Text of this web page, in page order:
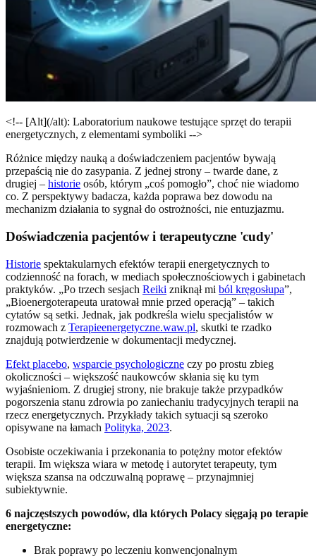
<!-- [Alt](/alt): Laboratorium naukowe testujące sprzęt do terapii
energetycznych, z elementami symboliki -->
Różnice między nauką a doświadczeniem pacjentów bywają
przepaścią nie do zasypania. Z jednej strony – twarde dane, z
drugiej – historie osób, którym „coś pomogło”, choć nie wiadomo
co. Z perspektywy badacza, każda poprawa bez dowodu na
mechanizm działania to sygnał do ostrożności, nie entuzjazmu.
Doświadczenia pacjentów i terapeutyczne 'cudy'
Historie spektakularnych efektów terapii energetycznych to
codzienność na forach, w mediach społecznościowych i gabinetach
praktyków. „Po trzech sesjach Reiki zniknął mi ból kręgosłupa”,
„Bioenergoterapeuta uratował mnie przed operacją” – takich
cytatów są setki. Jednak, jak podkreśla wielu specjalistów w
rozmowach z Terapieenergetyczne.waw.pl, skutki te rzadko
znajdują potwierdzenie w dokumentacji medycznej.
Efekt placebo, wsparcie psychologiczne czy po prostu zbieg
okoliczności – większość naukowców skłania się ku tym
wyjaśnieniom. Z drugiej strony, nie brakuje także przypadków
pogorszenia stanu zdrowia po zaniechaniu tradycyjnych terapii na
rzecz energetycznych. Przykłady takich sytuacji są szeroko
opisywane na łamach Polityka, 2023.
Osobiste oczekiwania i przekonania to potężny motor efektów
terapii. Im większa wiara w metodę i autorytet terapeuty, tym
większa szansa na odczuwalną poprawę – przynajmniej
subiektywnie.
6 najczęstszych powodów, dla których Polacy sięgają po terapie
energetyczne:
Brak poprawy po leczeniu konwencjonalnym